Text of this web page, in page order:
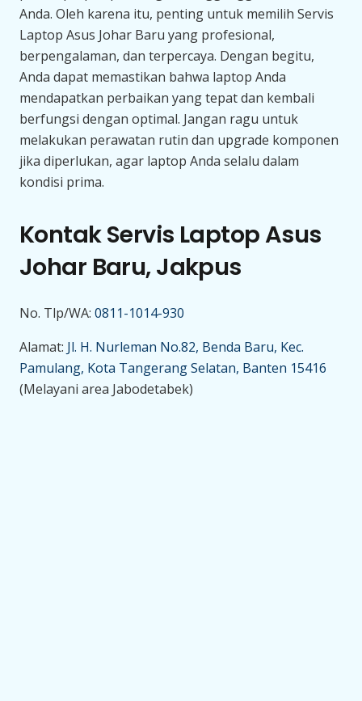
Anda. Oleh karena itu, penting untuk memilih Servis
Laptop Asus Johar Baru yang profesional,
berpengalaman, dan terpercaya. Dengan begitu,
Anda dapat memastikan bahwa laptop Anda
mendapatkan perbaikan yang tepat dan kembali
berfungsi dengan optimal. Jangan ragu untuk
melakukan perawatan rutin dan upgrade komponen
jika diperlukan, agar laptop Anda selalu dalam
kondisi prima.
Kontak Servis Laptop Asus
Johar Baru, Jakpus
No. Tlp/WA: 0811-1014-930
Alamat: Jl. H. Nurleman No.82, Benda Baru, Kec.
Pamulang, Kota Tangerang Selatan, Banten 15416
(Melayani area Jabodetabek)